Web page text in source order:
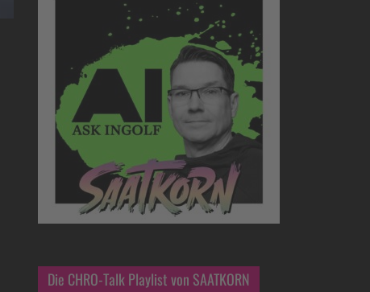
Die CHRO-Talk Playlist von SAATKORN